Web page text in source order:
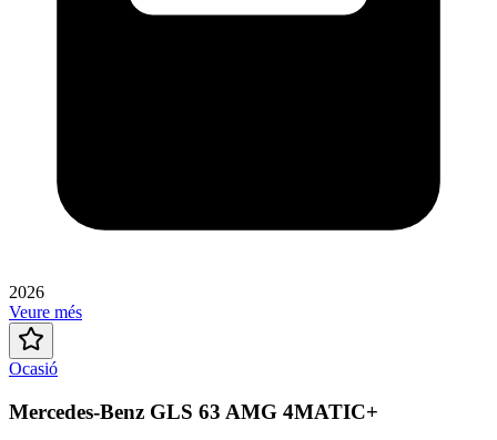
2026
Veure més
Ocasió
Mercedes-Benz GLS 63 AMG 4MATIC+